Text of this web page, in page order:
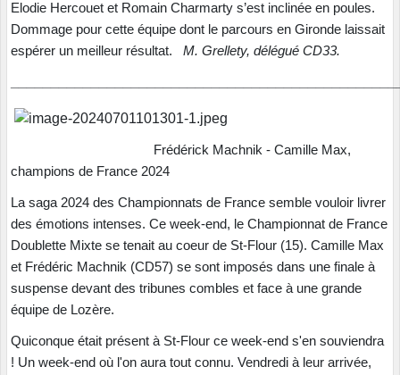
Elodie Hercouet et Romain Charmarty s’est inclinée en poules.
Dommage pour cette équipe dont le parcours en Gironde laissait
espérer un meilleur résultat. M. Grellety, délégué CD33.
Frédérick Machnik - Camille Max,
champions de France 2024
La saga 2024 des Championnats de France semble vouloir livrer
des émotions intenses. Ce week-end, le Championnat de France
Doublette Mixte se tenait au coeur de St-Flour (15). Camille Max
et Frédéric Machnik (CD57) se sont imposés dans une finale à
suspense devant des tribunes combles et face à une grande
équipe de Lozère.
Quiconque était présent à St-Flour ce week-end s'en souviendra
! Un week-end où l'on aura tout connu. Vendredi à leur arrivée,